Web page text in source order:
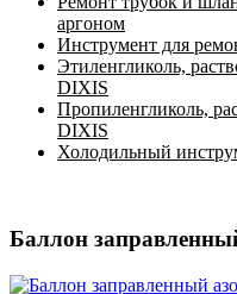
аргоном
Инструмент для
Этиленгликоль,
DIXIS
Пропиленгликоль,
DIXIS
Холодильный
Баллон